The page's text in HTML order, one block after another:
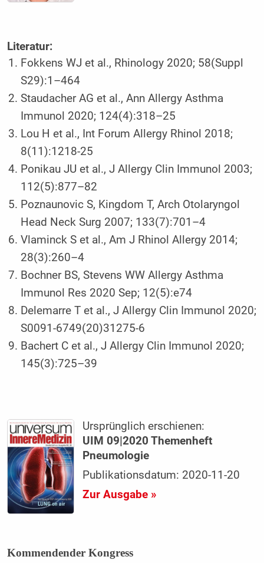
Literatur:
Fokkens WJ et al., Rhinology 2020; 58(Suppl
S29):1–464
Staudacher AG et al., Ann Allergy Asthma
Immunol 2020; 124(4):318–25
Lou H et al., Int Forum Allergy Rhinol 2018;
8(11):1218-25
Ponikau JU et al., J Allergy Clin Immunol 2003;
112(5):877–82
Poznaunovic S, Kingdom T, Arch Otolaryngol
Head Neck Surg 2007; 133(7):701–4
Vlaminck S et al., Am J Rhinol Allergy 2014;
28(3):260–4
Bochner BS, Stevens WW Allergy Asthma
Immunol Res 2020 Sep; 12(5):e74
Delemarre T et al., J Allergy Clin Immunol 2020;
S0091-6749(20)31275-6
Bachert C et al., J Allergy Clin Immunol 2020;
145(3):725–39
Ursprünglich erschienen:
UIM 09|2020 Themenheft
Pneumologie
Publikationsdatum: 2020-11-20
Zur Ausgabe »
Kommendender Kongress